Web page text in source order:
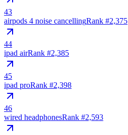
43
airpods 4 noise cancellingRank #2,375
44
ipad airRank #2,385
45
ipad proRank #2,398
46
wired headphonesRank #2,593